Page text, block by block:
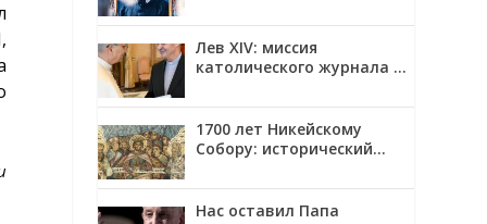
Лев XIV: миссия
католического журнала —
Христа
1700 лет Никейскому
Собору: исторический
решения
Нас оставил Папа